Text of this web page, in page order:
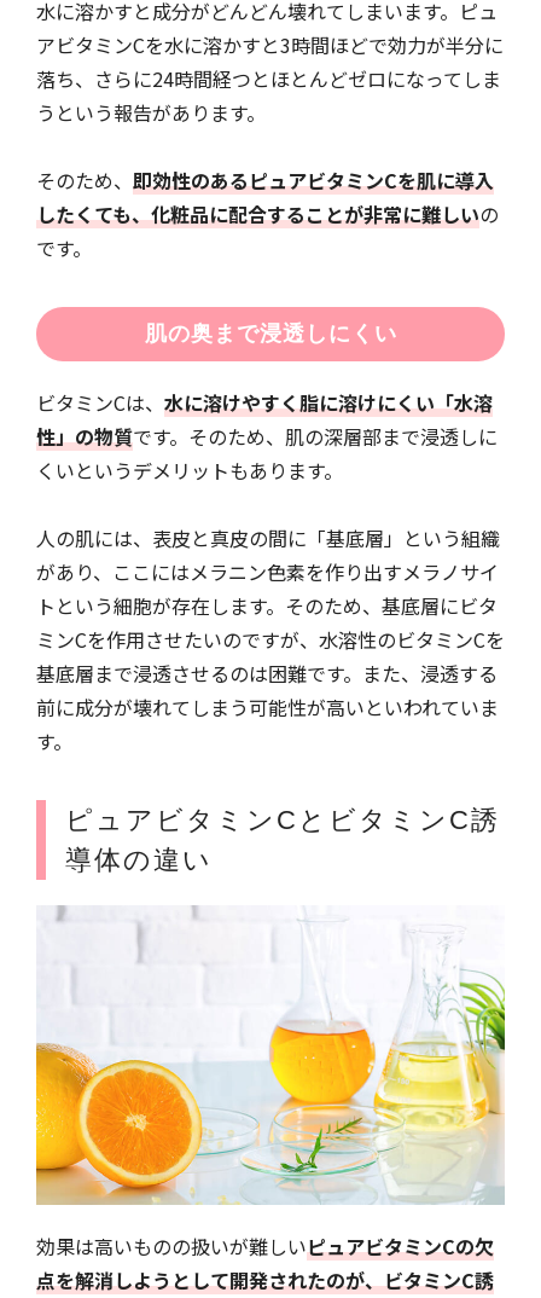
水に溶かすと成分がどんどん壊れてしまいます。ピュ
アビタミンCを水に溶かすと3時間ほどで効力が半分に
落ち、さらに24時間経つとほとんどゼロになってしま
うという報告があります。
そのため、 即効性のあるピュアビタミンCを肌に導入
したくても、化粧品に配合することが非常に難しいの
です。
肌の奥まで浸透しにくい
ビタミンCは、 水に溶けやすく脂に溶けにくい「水溶
性」の物質です。そのため、肌の深層部まで浸透しに
くいというデメリットもあります。
人の肌には、表皮と真皮の間に「基底層」という組織
があり、ここにはメラニン色素を作り出すメラノサイ
トという細胞が存在します。そのため、基底層にビタ
ミンCを作用させたいのですが、水溶性のビタミンCを
基底層まで浸透させるのは困難です。また、浸透する
前に成分が壊れてしまう可能性が高いといわれていま
す。
ピュアビタミンCとビタミンC誘
導体の違い
効果は高いものの扱いが難しいピュアビタミンCの欠
点を解消しようとして開発されたのが、ビタミンC誘